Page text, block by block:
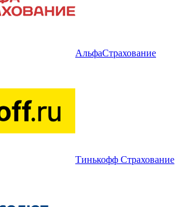
АльфаСтрахование
Тинькофф Страхование